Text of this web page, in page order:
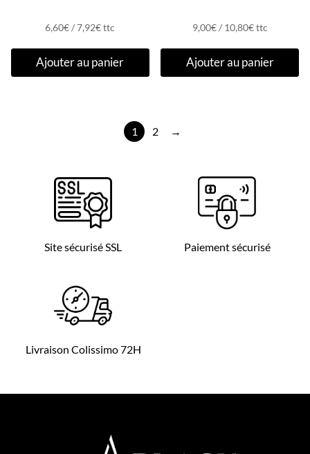
6,60€/7,92€ttc
Ajouter au panier
9,00€/ 10,80€ttc
Ajouter au panier
1 2 →
Site sécurisé SSL Paiement sécurisé
Livraison Colissimo 72H